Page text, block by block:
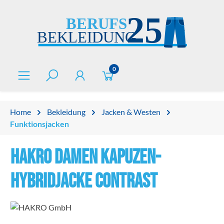
0
Home Bekleidung
Jacken & Westen
Funktionsjacken
HAKRO Damen Kapuzen-
Hybridjacke Contrast